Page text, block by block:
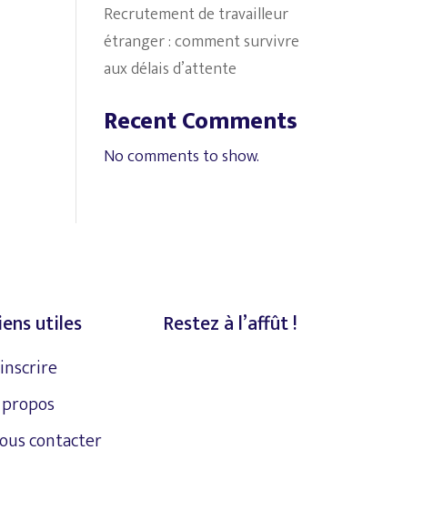
Recrutement de travailleur
étranger : comment survivre
aux délais d’attente
Recent Comments
No comments to show.
utiles
contacter
Restez à l’affût !